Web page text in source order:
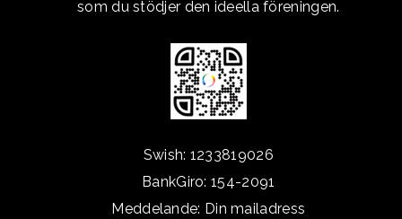
som du stödjer den ideella föreningen.
Swish: 1233819026
BankGiro: 154-2091
Meddelande: Din mailadress